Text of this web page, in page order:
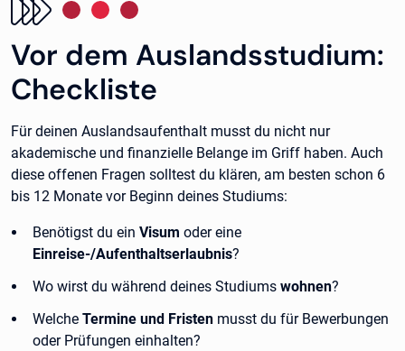
Vor dem Auslandsstudium:
Checkliste
Für deinen Auslandsaufenthalt musst du nicht nur
akademische und finanzielle Belange im Griff haben. Auch
diese offenen Fragen solltest du klären, am besten schon 6
bis 12 Monate vor Beginn deines Studiums:
Benötigst du ein Visum oder eine
Einreise-/Aufenthaltserlaubnis?
Wo wirst du während deines Studiums wohnen?
Welche Termine und Fristen musst du für Bewerbungen
oder Prüfungen einhalten?